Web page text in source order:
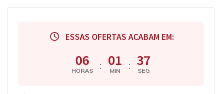
Atendimento ESSAS OFERTAS ACABAM EM:
06
HORAS : 01
MIN : 37
SEG